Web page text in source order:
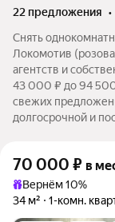
22 предложения •
Снять
Локомотив
агентств и
43 000 ₽ до 94
свежих
долгосрочной и
70 000 ₽ в
Вернём 10%
34 м²
1-комн.